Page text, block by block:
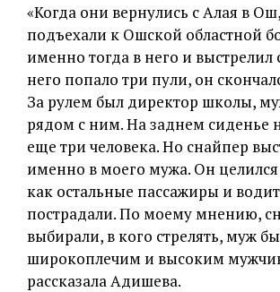
«Когда они вернулись с Алая в
подъехали к Ошской областной
именно тогда в него и выстрелил
него попало три пули, он
За рулем был директор школы,
рядом с ним. На заднем сиденье
еще три человека. Но снайпер
именно в моего мужа. Он целился
как остальные пассажиры и
пострадали. По моему мнению,
выбирали, в кого стрелять, муж
широкоплечим и высоким
рассказала Адишева.